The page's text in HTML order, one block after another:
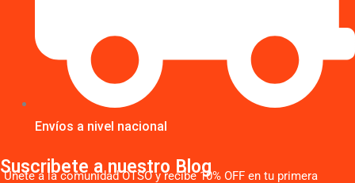
Envíos a nivel nacional
Suscribete a nuestro Blog
Únete a la comunidad OTSO y recibe 10% OFF en tu primera